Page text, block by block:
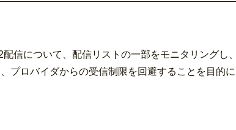
信について、配信リストの一部をモニタリングし
プロバイダからの受信制限を回避することを目的に